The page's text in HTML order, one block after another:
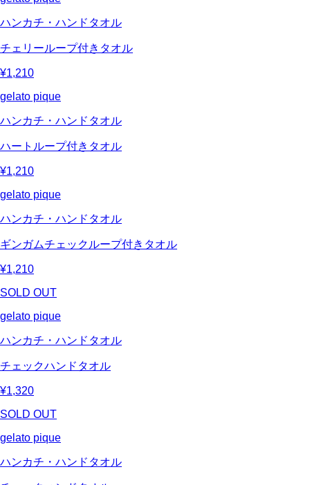
ハンカチ・ハンドタオル
チェリーループ付きタオル
¥1,210
gelato pique
ハンカチ・ハンドタオル
ハートループ付きタオル
¥1,210
gelato pique
ハンカチ・ハンドタオル
ギンガムチェックループ付きタオル
¥1,210
SOLD OUT
gelato pique
ハンカチ・ハンドタオル
チェックハンドタオル
¥1,320
SOLD OUT
gelato pique
ハンカチ・ハンドタオル